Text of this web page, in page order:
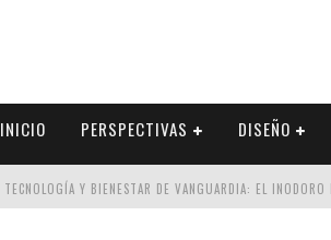
INICIO PERSPECTIVAS DISEÑO
TECNOLOGÍA Y BIENESTAR DE VANGUARDIA: EL INODORO